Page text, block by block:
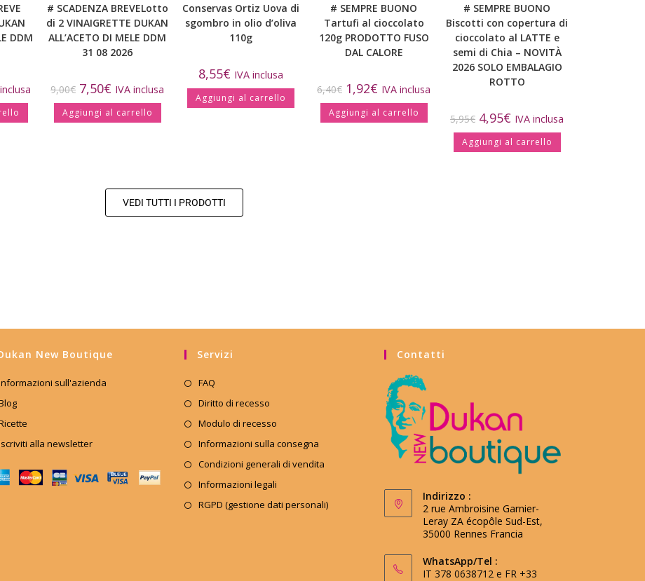
DDM
# SCADENZA BREVELotto
di 2 VINAIGRETTE DUKAN
ALL’ACETO DI MELE DDM
31 08 2026
9,00€ 7,50€ IVA inclusa
Aggiungi al carrello
Conservas Ortiz Uova di
sgombro in olio d’oliva
110g
8,55€ IVA inclusa
Aggiungi al carrello
# SEMPRE BUONO
Tartufi al cioccolato
120g PRODOTTO FUSO
DAL CALORE
6,40€ 1,92€ IVA inclusa
Aggiungi al carrello
# SEMPRE BUONO
Biscotti con copertura di
cioccolato al LATTE e
semi di Chia – NOVITÀ
2026 SOLO EMBALAGIO
ROTTO
5,95€ 4,95€ IVA inclusa
Aggiungi al carrello
VEDI TUTTI I PRODOTTI
New Boutique
sull'azienda
alla newsletter
Servizi
FAQ
Diritto di recesso
Modulo di recesso
Informazioni sulla consegna
Condizioni generali di vendita
Informazioni legali
RGPD (gestione dati personali)
Contatti
Indirizzo :
2 rue Ambroisine Garnier-
Leray ZA écopôle Sud-Est,
35000 Rennes Francia
WhatsApp/Tel :
IT 378 0638712 e FR +33